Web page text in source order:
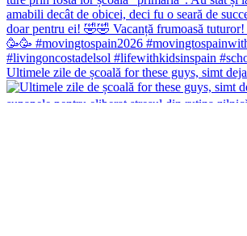
Ultimele zile de școală for these guys, simt deja